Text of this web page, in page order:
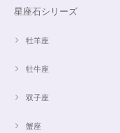
星座石シリーズ
牡羊座
牡牛座
双子座
蟹座